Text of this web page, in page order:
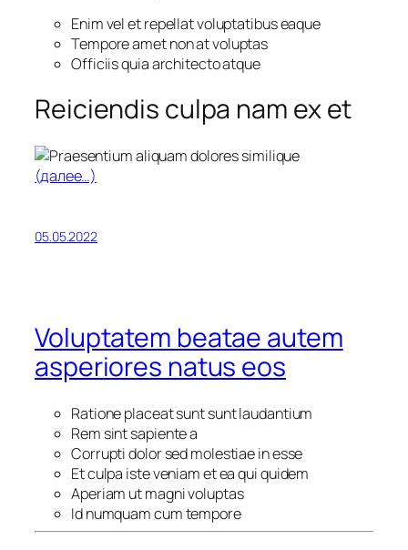
Enim vel et repellat voluptatibus eaque
Tempore amet non at voluptas
Officiis quia architecto atque
Reiciendis culpa nam ex et
(далее…)
05.05.2022
Voluptatem beatae autem
asperiores natus eos
Ratione placeat sunt sunt laudantium
Rem sint sapiente a
Corrupti dolor sed molestiae in esse
Et culpa iste veniam et ea qui quidem
Aperiam ut magni voluptas
Id numquam cum tempore